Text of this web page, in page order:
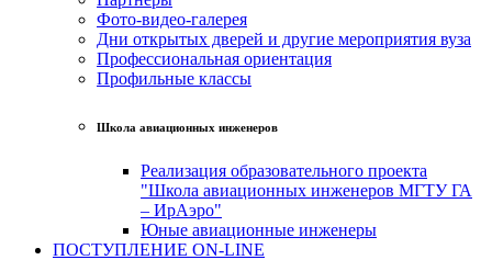
Фото-видео-галерея
Дни открытых дверей и другие мероприятия вуза
Профессиональная ориентация
Профильные классы
Школа авиационных инженеров
Реализация образовательного проекта
"Школа авиационных инженеров МГТУ ГА
– ИрАэро"
Юные авиационные инженеры
ПОСТУПЛЕНИЕ ON-LINE